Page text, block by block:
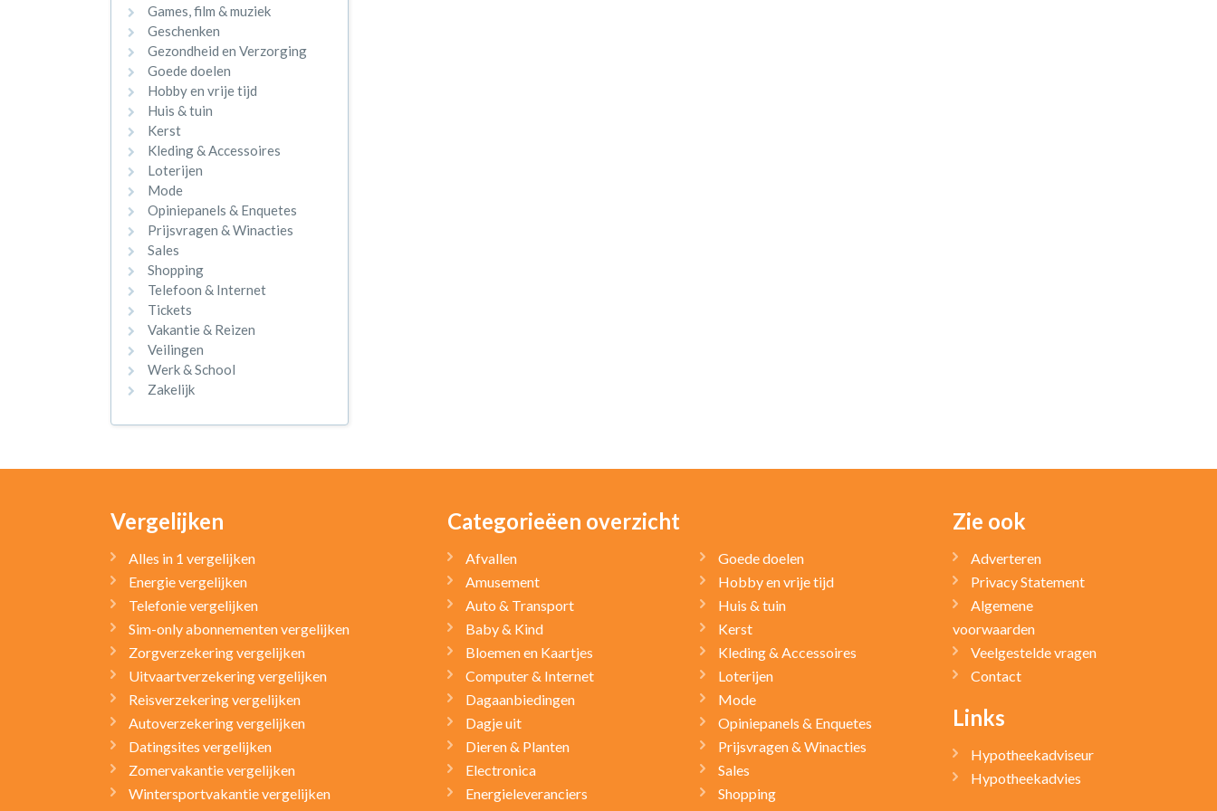
Games, film & muziek
Geschenken
Gezondheid en Verzorging
Goede doelen
Hobby en vrije tijd
Huis & tuin
Kerst
Kleding & Accessoires
Loterijen
Mode
Opiniepanels & Enquetes
Prijsvragen & Winacties
Sales
Shopping
Telefoon & Internet
Tickets
Vakantie & Reizen
Veilingen
Werk & School
Zakelijk
Vergelijken
Alles in 1 vergelijken
Energie vergelijken
Telefonie vergelijken
Sim-only abonnementen vergelijken
Zorgverzekering vergelijken
Uitvaartverzekering vergelijken
Reisverzekering vergelijken
Autoverzekering vergelijken
Datingsites vergelijken
Zomervakantie vergelijken
Wintersportvakantie vergelijken
Categorieëen overzicht
Afvallen
Amusement
Auto & Transport
Baby & Kind
Bloemen en Kaartjes
Computer & Internet
Dagaanbiedingen
Dagje uit
Dieren & Planten
Electronica
Energieleveranciers
Goede doelen
Hobby en vrije tijd
Huis & tuin
Kerst
Kleding & Accessoires
Loterijen
Mode
Opiniepanels & Enquetes
Prijsvragen & Winacties
Sales
Shopping
Zie ook
Adverteren
Privacy Statement
Algemene
voorwaarden
Veelgestelde vragen
Contact
Links
Hypotheekadviseur
Hypotheekadvies